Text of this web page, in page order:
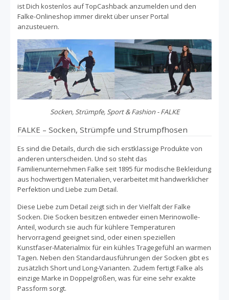
ist Dich kostenlos auf TopCashback anzumelden und den
Falke-Onlineshop immer direkt über unser Portal
anzusteuern.
Socken, Strümpfe, Sport & Fashion - FALKE
FALKE – Socken, Strümpfe und Strumpfhosen
Es sind die Details, durch die sich erstklassige Produkte von
anderen unterscheiden. Und so steht das
Familienunternehmen Falke seit 1895 für modische Bekleidung
aus hochwertigen Materialien, verarbeitet mit handwerklicher
Perfektion und Liebe zum Detail.
Diese Liebe zum Detail zeigt sich in der Vielfalt der Falke
Socken. Die Socken besitzen entweder einen Merinowolle-
Anteil, wodurch sie auch für kühlere Temperaturen
hervorragend geeignet sind, oder einen speziellen
Kunstfaser-Materialmix für ein kühles Tragegefühl an warmen
Tagen. Neben den Standardausführungen der Socken gibt es
zusätzlich Short und Long-Varianten. Zudem fertigt Falke als
einzige Marke in Doppelgrößen, was für eine sehr exakte
Passform sorgt.